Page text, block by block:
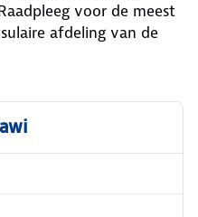
voor de meest
afdeling van de